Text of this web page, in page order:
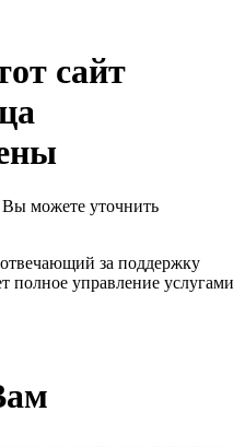
сайт
можете уточнить
за поддержку
полное управление услугами